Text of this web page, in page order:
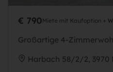
€ 790Miete mit Kaufoption +
Großartige 4-
Harbach 58/2/2, 3970